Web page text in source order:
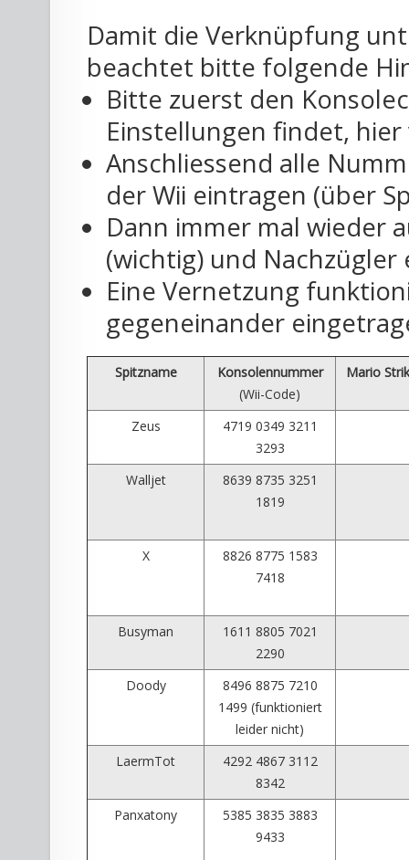
Damit die Verknüpfung
beachtet bitte folgende
Bitte zuerst den
Einstellungen findet,
Anschliessend alle
der Wii eintragen (über
Dann immer mal wieder
(wichtig) und Nachzügler
Eine Vernetzung
gegeneinander
Spitzname
Konsolennummer
(Wii-Code)
Mario
Zeus
4719 0349 3211
3293
Walljet
8639 8735 3251
1819
X
8826 8775 1583
7418
Busyman
1611 8805 7021
2290
Doody
8496 8875 7210
1499 (funktioniert
leider nicht)
LaermTot
4292 4867 3112
8342
Panxatony
5385 3835 3883
9433